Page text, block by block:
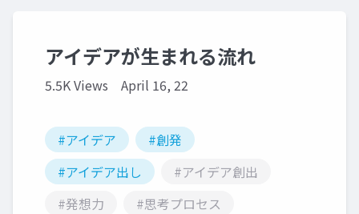
アイデアが生まれる流れ
5.5K Views April 16, 22
#アイデア
#創発
#アイデア出し
#アイデア創出
#発想力
#思考プロセス